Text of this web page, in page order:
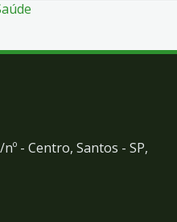
- Centro, Santos - SP,